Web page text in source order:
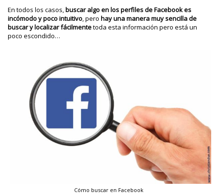
En todos los casos,buscar algo en los perfiles de Facebook es
incómodo y poco intuitivo, perohay una manera muy sencilla de
buscar y localizar fácilmentetoda esta información pero está un
poco escondido…
Cómo buscar en Facebook